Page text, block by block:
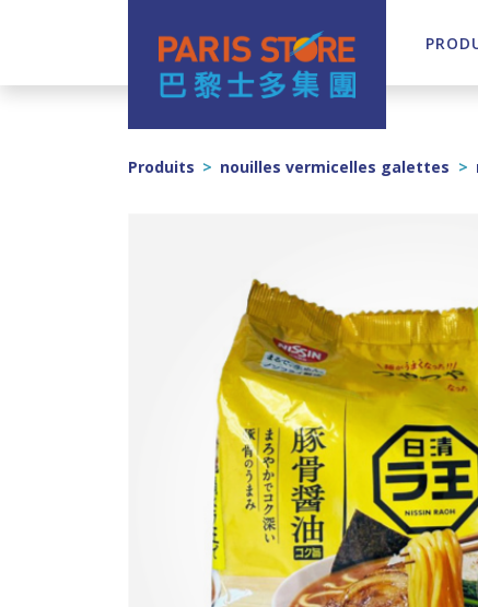
Navigation principale
Produits > nouilles vermicelles galettes >